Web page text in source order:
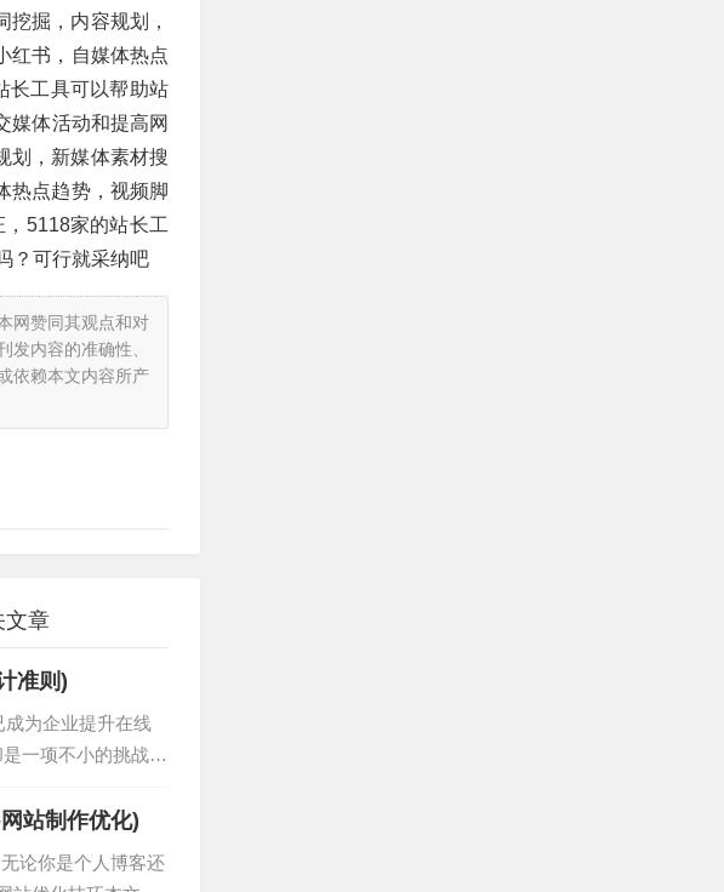
掘，内容规划，
红书，自媒体热点
长工具可以帮助站
媒体活动和提高网
划，新媒体素材搜
热点趋势，视频脚
5118家的站长工
？可行就采纳吧
网赞同其观点和对
内容的准确性、
依赖本文内容所产
文章
准则)
为企业提升在线
一项不小的挑战，
站制作优化)
论你是个人博客还